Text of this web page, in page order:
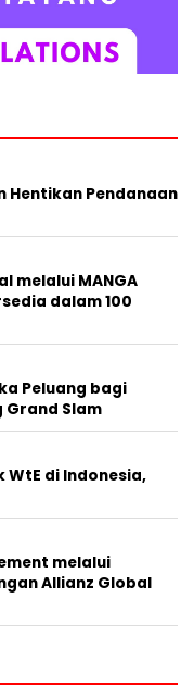
Hentikan Pendanaan
melalui MANGA
dalam 100
Peluang bagi
Grand Slam
WtE di Indonesia,
melalui
Allianz Global